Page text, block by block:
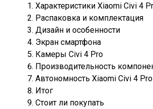
Характеристики Xiaomi Civi 4
Распаковка и комплектация
Дизайн и особенности
Экран смартфона
Камеры Civi 4 Pro
Производительность
Автономность Xiaomi Civi 4 Pro
Итог
Стоит ли покупать